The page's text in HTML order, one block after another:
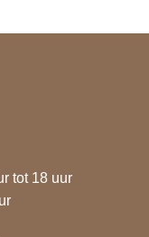
tot 18 uur